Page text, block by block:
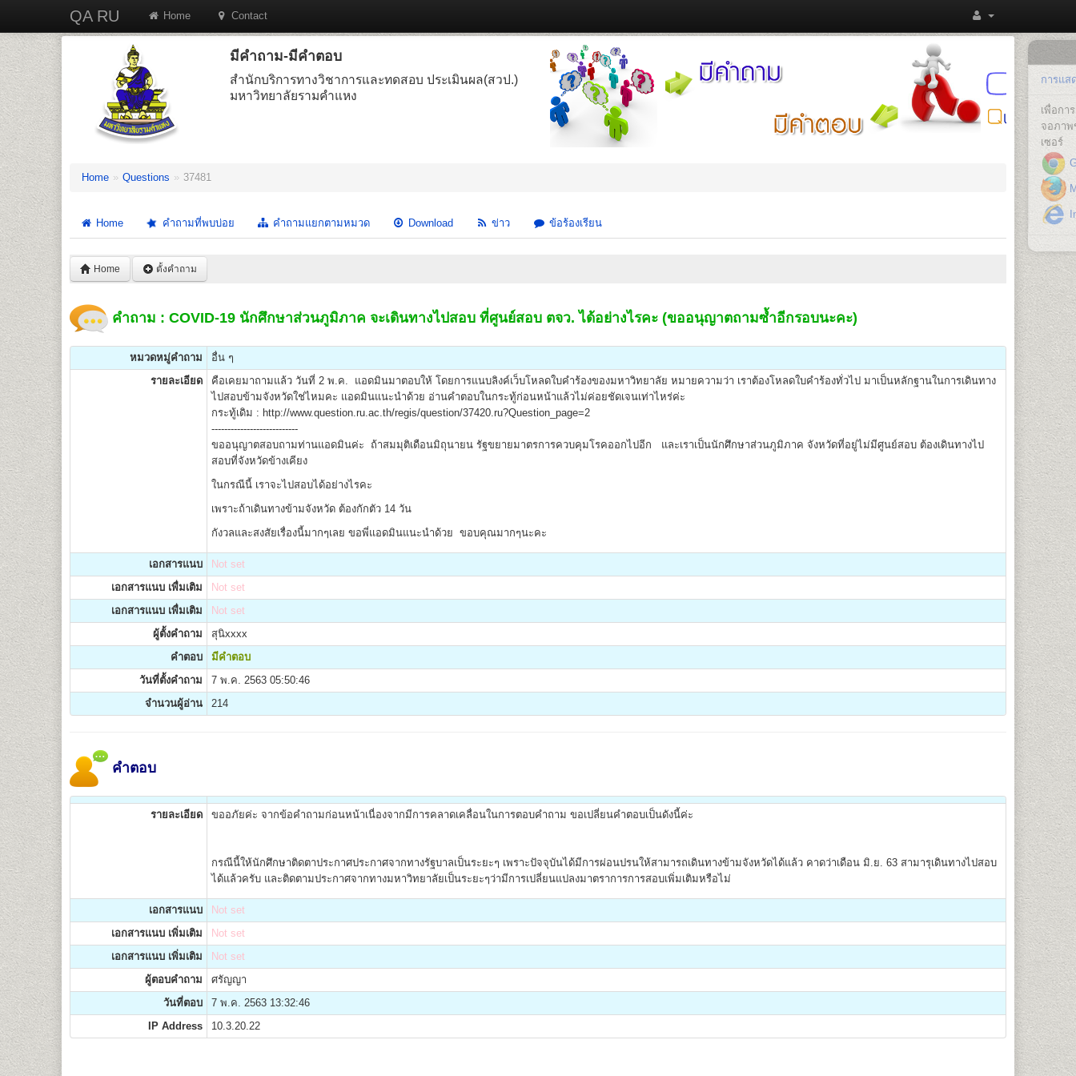
QA RU Home Contact
มีคำถาม-มีคำตอบ
สำนักบริการทางวิชาการและทดสอบ ประเมินผล(สวป.)
มหาวิทยาลัยรามคำแหง
Home » Questions » 37481
Home คำถามที่พบบ่อย คำถามแยกตามหมวด Download ข่าว ข้อร้องเรียน
Home ตั้งคำถาม
คำถาม : COVID-19 นักศึกษาส่วนภูมิภาค จะเดินทางไปสอบ ที่ศูนย์สอบ ตจว. ได้อย่างไรคะ (ขออนุญาตถามซ้ำอีกรอบนะคะ)
หมวดหมู่คำถาม
อื่น ๆ
รายละเอียด
คือเคยมาถามแล้ว วันที่ 2 พ.ค. แอดมินมาตอบให้ โดยการแนบลิงค์เว็บโหลดใบคำร้องของมหาวิทยาลัย หมายความว่า เราต้องโหลดใบคำร้องทั่วไป มาเป็นหลักฐานในการเดินทาง
ไปสอบข้ามจังหวัดใช่ไหมคะ แอดมินแนะนำด้วย อ่านคำตอบในกระทู้ก่อนหน้าแล้วไม่ค่อยชัดเจนเท่าไหร่ค่ะ
กระทู้เดิม : http://www.question.ru.ac.th/regis/question/37420.ru?Question_page=2
---------------------------
ขออนุญาตสอบถามท่านแอดมินค่ะ ถ้าสมมุติเดือนมิถุนายน รัฐขยายมาตรการควบคุมโรคออกไปอีก และเราเป็นนักศึกษาส่วนภูมิภาค จังหวัดที่อยู่ไม่มีศูนย์สอบ ต้องเดินทางไป
สอบที่จังหวัดข้างเคียง
ในกรณีนี้ เราจะไปสอบได้อย่างไรคะ
เพราะถ้าเดินทางข้ามจังหวัด ต้องกักตัว 14 วัน
กังวลและสงสัยเรื่องนี้มากๆเลย ขอพี่แอดมินแนะนำด้วย ขอบคุณมากๆนะคะ
เอกสารแนบ
Not set
เอกสารแนบ เพื่มเติม
Not set
เอกสารแนบ เพื่มเติม
Not set
ผู้ตั้งคำถาม
สุนิxxxx
คำตอบ
มีคำตอบ
วันที่ตั้งคำถาม
7 พ.ค. 2563 05:50:46
จำนวนผู้อ่าน
214
คำตอบ
รายละเอียด ขออภัยค่ะ จากข้อคำถามก่อนหน้าเนื่องจากมีการคลาดเคลื่อนในการตอบคำถาม ขอเปลี่ยนคำตอบเป็นดังนี้ค่ะ
กรณีนี้ให้นักศึกษาติดตาประกาศประกาศจากทางรัฐบาลเป็นระยะๆ เพราะปัจจุบันได้มีการผ่อนปรนให้สามารถเดินทางข้ามจังหวัดได้แล้ว คาดว่าเดือน มิ.ย. 63 สามารุเดินทางไปสอบ
ได้แล้วครับ และติดตามประกาศจากทางมหาวิทยาลัยเป็นระยะๆว่ามีการเปลี่ยนแปลงมาตราการการสอบเพิ่มเติมหรือไม่
เอกสารแนบ
Not set
เอกสารแนบ เพิ่มเติม
Not set
เอกสารแนบ เพิ่มเติม
Not set
ผู้ตอบคำถาม
ศรัญญา
วันที่ตอบ
7 พ.ค. 2563 13:32:46
IP Address
10.3.20.22
การแส
เพื่อกา
จอภาพ
เซอร์